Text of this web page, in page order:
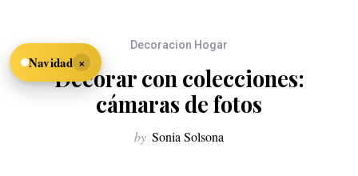
Decoracion Hogar
Decorar con colecciones:
cámaras de fotos
by Sonia Solsona
Navidad ×